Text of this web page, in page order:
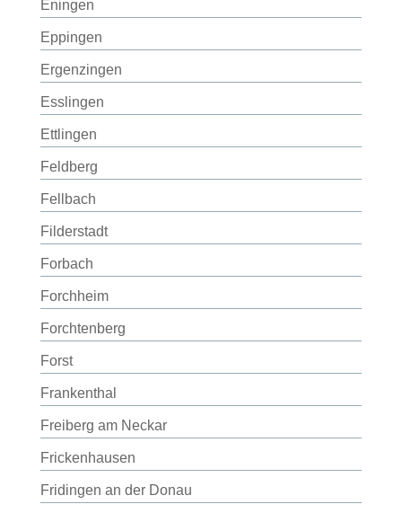
Eningen
Eppingen
Ergenzingen
Esslingen
Ettlingen
Feldberg
Fellbach
Filderstadt
Forbach
Forchheim
Forchtenberg
Forst
Frankenthal
Freiberg am Neckar
Frickenhausen
Fridingen an der Donau